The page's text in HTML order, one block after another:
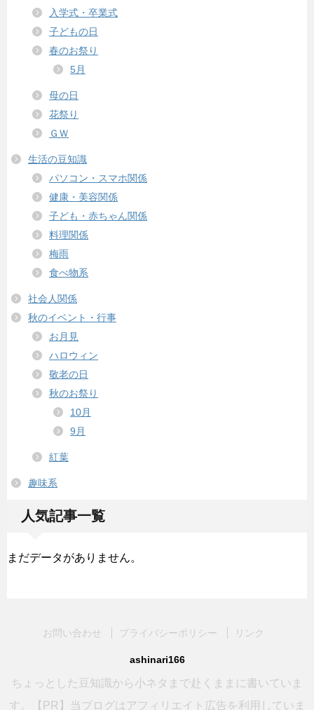
入学式・卒業式
子どもの日
春のお祭り
5月
母の日
花祭り
ＧＷ
生活の豆知識
パソコン・スマホ関係
健康・美容関係
子ども・赤ちゃん関係
料理関係
梅雨
食べ物系
社会人関係
秋のイベント・行事
お月見
ハロウィン
敬老の日
秋のお祭り
10月
9月
紅葉
趣味系
人気記事一覧
まだデータがありません。
お問い合わせ プライバシーポリシー リンク
ashinari166
ちょっとした豆知識から小ネタまで赴くままに書いていま
す。【PR】当ブログはアフィリエイト広告を利用していま